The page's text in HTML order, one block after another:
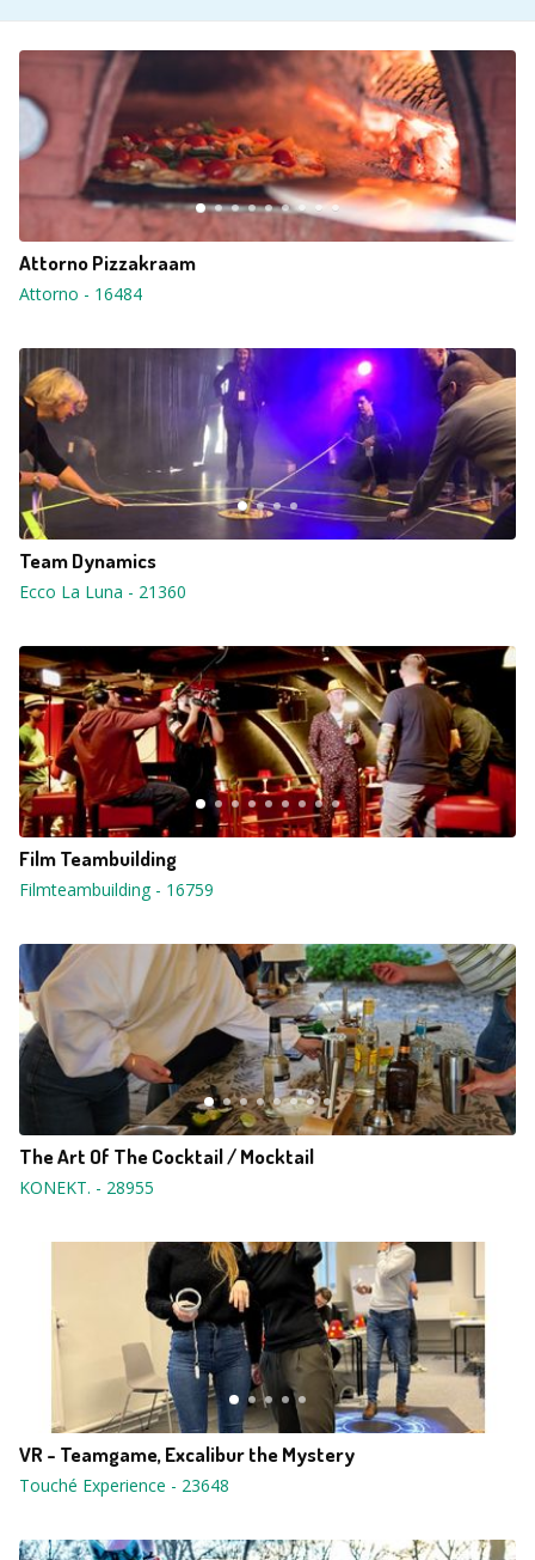
Attorno Pizzakraam
Attorno - 16484
Team Dynamics
Ecco La Luna - 21360
Film Teambuilding
Filmteambuilding- 16759
The Art Of The Cocktail / Mocktail
KONEKT. - 28955
VR - Teamgame, Excalibur the Mystery
Touché Experience - 23648